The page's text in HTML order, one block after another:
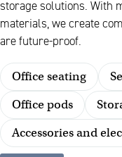
storage solutions. With
materials, we create
are future-proof.
Office seating
Office pods
Accessories and